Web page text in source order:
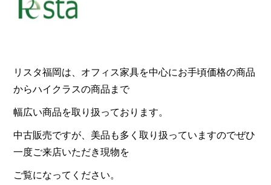
リスタ福岡は、オフィス家具を中心にお手頃価格の商品
からハイクラスの商品まで
幅広い商品を取り扱っております。
中古販売ですが、美品も多く取り扱っていますのでぜひ
一度ご来店いただき現物を
ご覧になってください。